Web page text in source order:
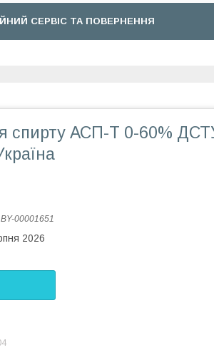
СЕРВІС ТА ПОВЕРНЕННЯ
спирту АСП-Т 0-60%
BY-00001651
2026